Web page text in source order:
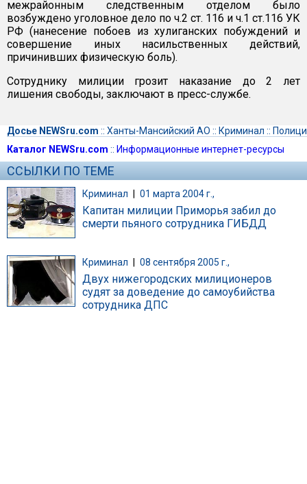
межрайонным следственным отделом было
возбуждено уголовное дело по ч.2 ст. 116 и ч.1 ст.116 УК
РФ (нанесение побоев из хулиганских побуждений и
совершение иных насильственных действий,
причинивших физическую боль).
Сотруднику милиции грозит наказание до 2 лет
лишения свободы, заключают в пресс-службе.
Досье NEWSru.com :: Ханты-Мансийский АО :: Криминал ::
Каталог NEWSru.com :: Информационные интернет-ресурсы
ССЫЛКИ ПО ТЕМЕ
Криминал | 01 марта 2004 г.,
Капитан милиции Приморья забил до
смерти пьяного сотрудника ГИБДД
Криминал 08 сентября 2005 г.,
Двух нижегородских милиционеров
судят за доведение до самоубийства
сотрудника ДПС